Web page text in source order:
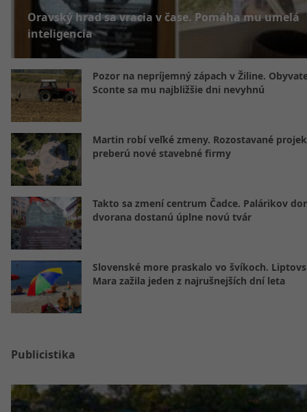
Oravský hrad sa vracia v čase. Pomáha mu umelá
inteligencia
Pozor na nepríjemný zápach v Žiline.
Sconte sa mu najbližšie dni nevyhnú
Martin robí veľké zmeny. Rozostavané
preberú nové stavebné firmy
Takto sa zmení centrum Čadce. Palárikov
dvorana dostanú úplne novú tvár
Slovenské more praskalo vo švíkoch.
Mara zažila jeden z najrušnejších dní leta
Publicistika